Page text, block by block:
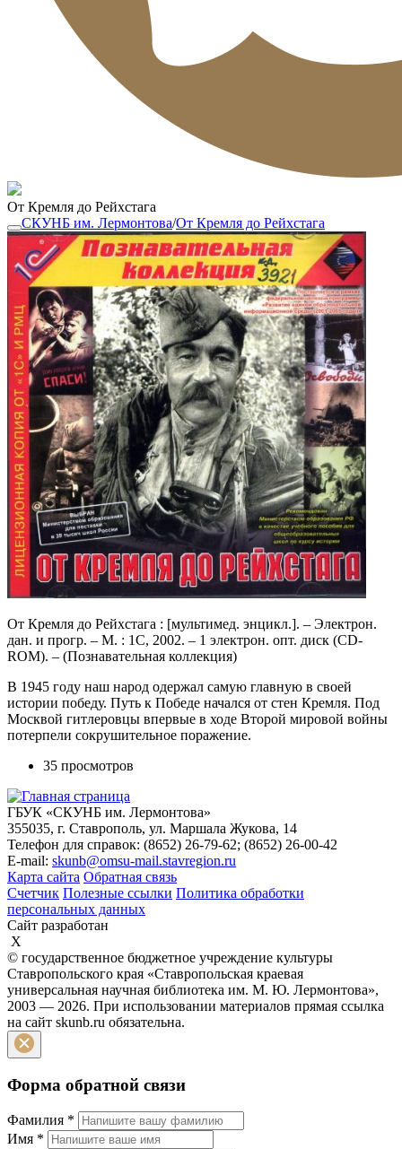
От Кремля до Рейхстага
СКУНБ им. Лермонтова/От Кремля до Рейхстага
От Кремля до Рейхстага : [мультимед. энцикл.]. – Электрон.
дан. и прогр. – М. : 1С, 2002. – 1 электрон. опт. диск (CD-
ROM). – (Познавательная коллекция)
В 1945 году наш народ одержал самую главную в своей
истории победу. Путь к Победе начался от стен Кремля. Под
Москвой гитлеровцы впервые в ходе Второй мировой войны
потерпели сокрушительное поражение.
35 просмотров
ГБУК «СКУНБ им. Лермонтова»
355035, г. Ставрополь, ул. Маршала Жукова, 14
Телефон для справок: (8652) 26-79-62; (8652) 26-00-42
E-mail: skunb@omsu-mail.stavregion.ru
Карта сайта Обратная связь
Счетчик Полезные ссылки Политика обработки
персональных данных
Сайт разработан
X
© государственное бюджетное учреждение культуры
Ставропольского края «Ставропольская краевая
универсальная научная библиотека им. М. Ю. Лермонтова»,
2003 — 2026. При использовании материалов прямая ссылка
на сайт skunb.ru обязательна.
Форма обратной связи
Фамилия *
Имя *